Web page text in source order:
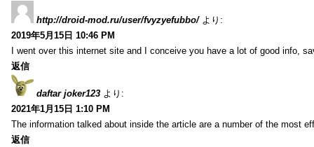
http://droid-mod.ru/user/fvyzyefubbo/ より:
2019年5月15日 10:46 PM
I went over this internet site and I conceive you have a lot of good info,
返信
daftar joker123 より:
2021年1月15日 1:10 PM
The information talked about inside the article are a number of the most
返信